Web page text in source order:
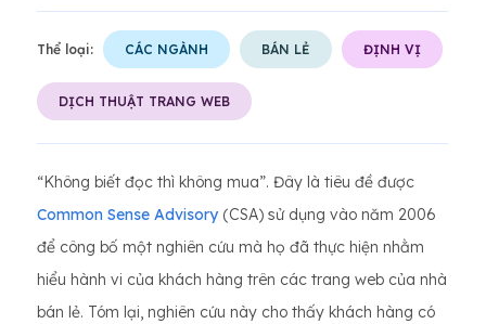
Thể loại: CÁC NGÀNH BÁN LẺ ĐỊNH VỊ
DỊCH THUẬT TRANG WEB
“Không biết đọc thì không mua”. Đây là tiêu đề được
Common Sense Advisory(CSA) sử dụng vào năm 2006
để công bố một nghiên cứu mà họ đã thực hiện nhằm
hiểu hành vi của khách hàng trên các trang web của nhà
bán lẻ. Tóm lại, nghiên cứu này cho thấy khách hàng có